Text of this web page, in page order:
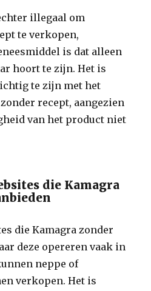
illegaal om
te verkopen,
is dat alleen
hoort te zijn. Het is
te zijn met het
recept, aangezien
van het product niet
die Kamagra
die Kamagra zonder
deze opereren vaak in
neppe of
verkopen. Het is